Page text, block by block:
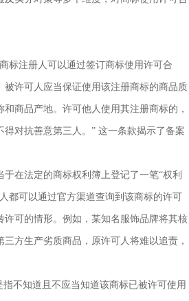
标注册人可以通过签订商标使用许可合
许可人应当保证使用该注册商标的商品质
商品产地。许可他人使用其注册商标的，
对抗善意第三人。” 这一条款揭示了备案
在法定的商标权利簿上登记了一笔“权利
都可以通过官方渠道查询到该商标的许可
可的情形。例如，某知名服饰品牌将其核
方生产劣质商品，原许可人将难以追责，
不知道且不应当知道该商标已被许可使用